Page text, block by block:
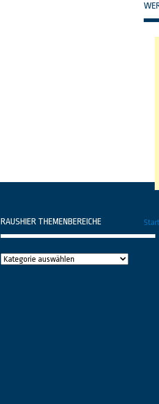
RAUSHIER THEMENBEREICHE
Raushier